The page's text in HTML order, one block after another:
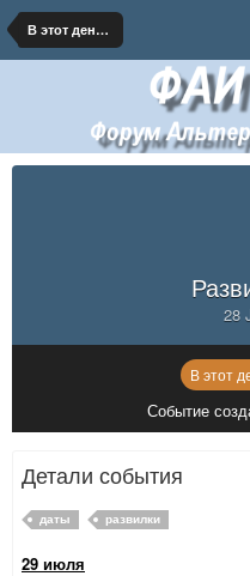
В этот день в прошлом
28
В этот
Событие
Детали события
даты развилки
29 июля